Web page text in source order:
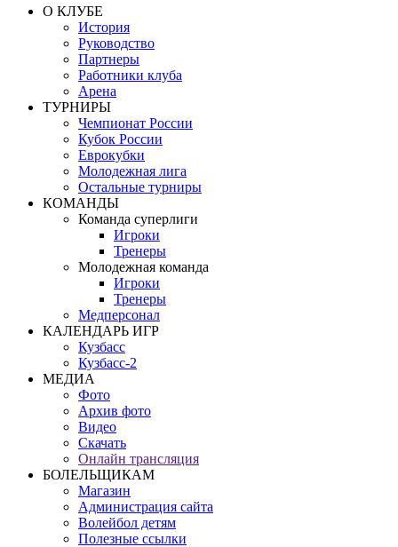
О КЛУБЕ
История
Руководство
Партнеры
Работники клуба
Арена
ТУРНИРЫ
Чемпионат России
Кубок России
Еврокубки
Молодежная лига
Остальные турниры
КОМАНДЫ
Команда суперлиги
Игроки
Тренеры
Молодежная команда
Игроки
Тренеры
Медперсонал
КАЛЕНДАРЬ ИГР
Кузбасс
Кузбасс-2
МЕДИА
Фото
Архив фото
Видео
Скачать
Онлайн трансляция
БОЛЕЛЬЩИКАМ
Магазин
Администрация сайта
Волейбол детям
Полезные ссылки